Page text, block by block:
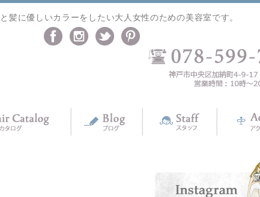
に優しいカラーをしたい大人女性のための美容室です。